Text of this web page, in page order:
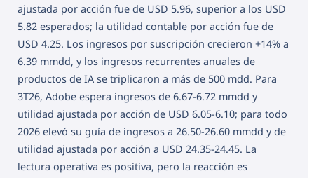
ajustada por acción fue de USD 5.96, superior a los USD
5.82 esperados; la utilidad contable por acción fue de
USD 4.25. Los ingresos por suscripción crecieron +14% a
6.39 mmdd, y los ingresos recurrentes anuales de
productos de IA se triplicaron a más de 500 mdd. Para
3T26, Adobe espera ingresos de 6.67-6.72 mmdd y
utilidad ajustada por acción de USD 6.05-6.10; para todo
2026 elevó su guía de ingresos a 26.50-26.60 mmdd y de
utilidad ajustada por acción a USD 24.35-24.45. La
lectura operativa es positiva, pero la reacción es